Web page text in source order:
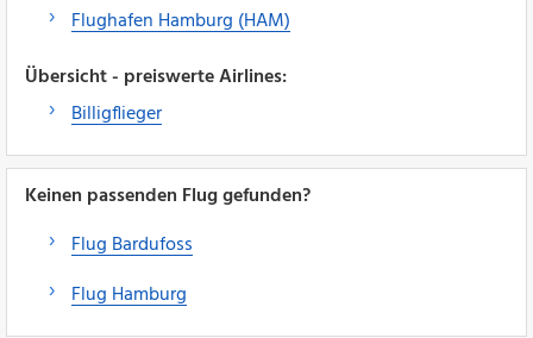
Flughafen Hamburg (HAM)
Übersicht - preiswerte Airlines:
Billigflieger
Keinen passenden Flug gefunden?
Flug Bardufoss
Flug Hamburg